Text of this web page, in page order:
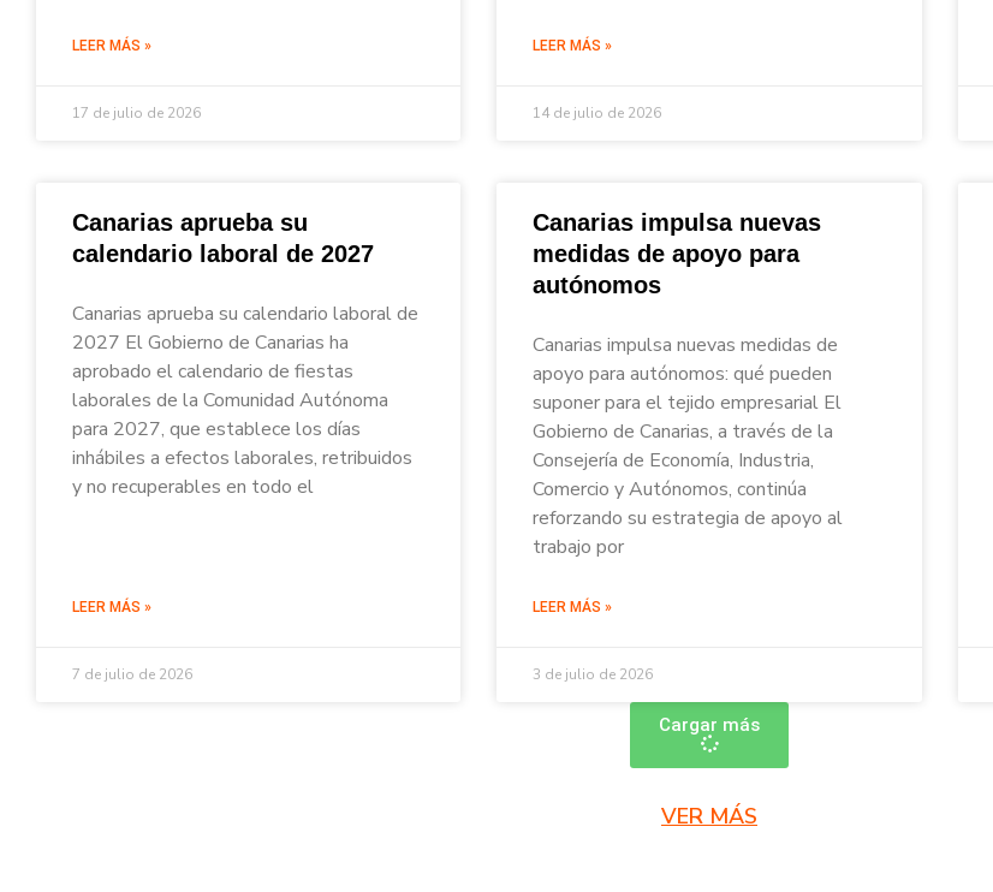
LEER MÁS »
17 de julio de 2026
LEER MÁS »
14 de julio de 2026
Canarias aprueba su
calendario laboral de 2027
Canarias aprueba su calendario laboral de
2027 El Gobierno de Canarias ha
aprobado el calendario de fiestas
laborales de la Comunidad Autónoma
para 2027, que establece los días
inhábiles a efectos laborales, retribuidos
y no recuperables en todo el
LEER MÁS »
7 de julio de 2026
Canarias impulsa nuevas
medidas de apoyo para
autónomos
Canarias impulsa nuevas medidas de
apoyo para autónomos: qué pueden
suponer para el tejido empresarial El
Gobierno de Canarias, a través de la
Consejería de Economía, Industria,
Comercio y Autónomos, continúa
reforzando su estrategia de apoyo al
trabajo por
LEER MÁS »
3 de julio de 2026
Cargar más
VER MÁS